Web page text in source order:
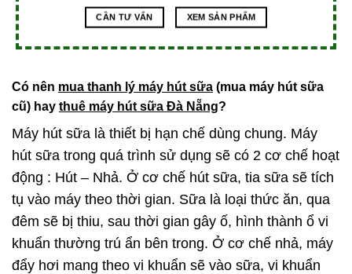
CẦN TƯ VẤN XEM SẢN PHẨM
Có nên mua thanh lý máy hút sữa (mua máy hút sữa
cũ) hay thuê máy hút sữa Đà Nẵng?
Máy hút sữa là thiết bị hạn chế dùng chung. Máy
hút sữa trong quá trình sử dụng sẽ có 2 cơ chế hoạt
động : Hút – Nhả. Ở cơ chế hút sữa, tia sữa sẽ tích
tụ vào máy theo thời gian. Sữa là loại thức ăn, qua
đêm sẽ bị thiu, sau thời gian gây ố, hình thành ổ vi
khuẩn thường trú ẩn bên trong. Ở cơ chế nhả, máy
đẩy hơi mang theo vi khuẩn sẽ vào sữa, vi khuẩn